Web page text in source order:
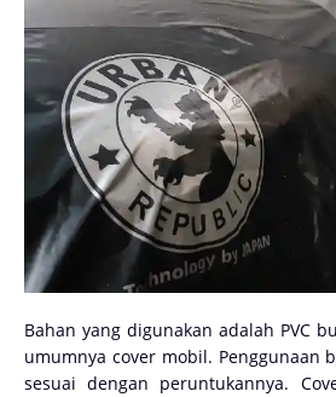
Bahan yang digunakan adalah PVC
umumnya cover mobil. Penggunaan
sesuai dengan peruntukannya.